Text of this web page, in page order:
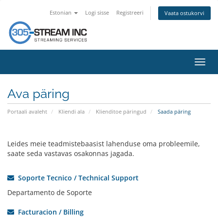
Estonian Logi sisse Registreeri Vaata ostukorvi
Ava päring
Portaali avaleht Kliendi ala Klienditoe päringud Saada päring
Leides meie teadmistebaasist lahenduse oma probleemile,
saate seda vastavas osakonnas jagada.
Soporte Tecnico / Technical Support
Departamento de Soporte
Facturacion / Billing